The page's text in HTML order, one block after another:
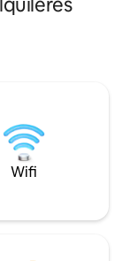
Wifi